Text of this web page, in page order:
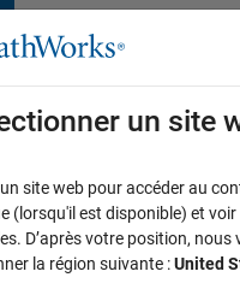
nos opportunités
désactiver
principal
un site
site web pour accéder au
(lorsqu'il est disponible) et voir
D’après votre position,
la région suivante :United